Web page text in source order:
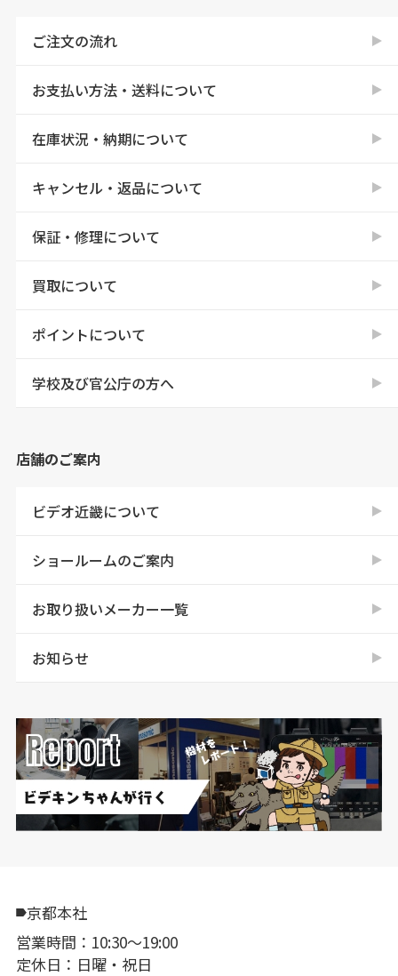
ご注文の流れ
お支払い方法・送料について
在庫状況・納期について
キャンセル・返品について
保証・修理について
買取について
ポイントについて
学校及び官公庁の方へ
店舗のご案内
ビデオ近畿について
ショールームのご案内
お取り扱いメーカー一覧
お知らせ
京都本社
営業時間：10:30〜19:00
定休日：日曜・祝日